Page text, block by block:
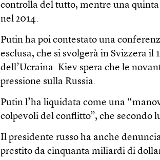
controlla del tutto, mentre una
nel 2014.
Putin ha poi contestato una
esclusa, che si svolgerà in Svizzera il
dell’Ucraina. Kiev spera che le
pressione sulla Russia.
Putin l’ha liquidata come una
colpevoli del conflitto”, che secondo
Il presidente russo ha anche
prestito da cinquanta miliardi di